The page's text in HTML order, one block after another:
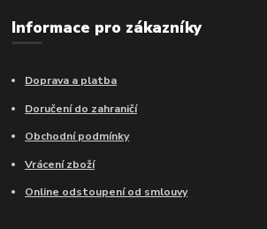
Informace pro zákazníky
Doprava a platba
Doručení do zahraničí
Obchodní podmínky
Vrácení zboží
Online odstoupení od smlouvy